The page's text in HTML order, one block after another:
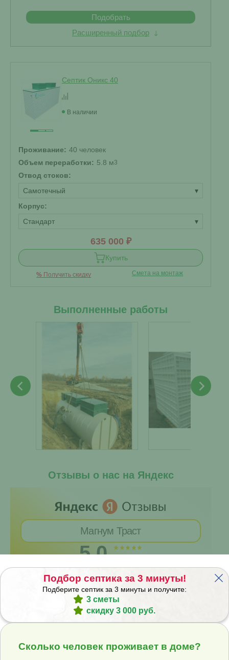
Подобрать
Расширенный подбор
Септик Оникс 40
В наличии
Проживание: 40 человек
Объем переработки: 5.8 м3
Отвод стоков:
Самотечный
▾
Корпус:
Стандарт
▾
635 000 ₽
Купить
% Получить скидку Смета на монтаж
Выполненные работы
Отзывы о нас на Яндекс
Магнум Траст
5,0
Подбор септика за 3 минуты!
Подберите септик за 3 минуты и получите:
3 сметы
скидку 3 000 руб.
Сколько человек проживает в доме?